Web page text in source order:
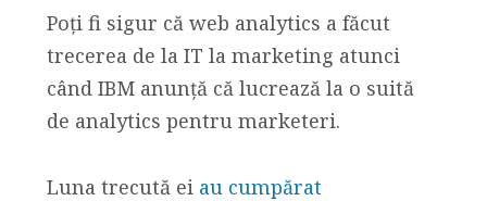
Poți fi sigur că web analytics a făcut
trecerea de la IT la marketing atunci
când IBM anunță că lucrează la o suită
de analytics pentru marketeri.
Luna trecută ei au cumpărat